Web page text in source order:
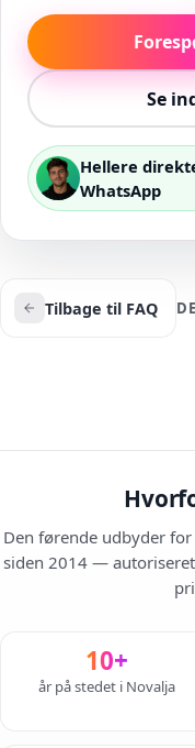
Se
Hellere
WhatsApp
Tilbage til FAQ
Den førende udbyder for
siden 2014 —
10+
år på stedet i Novalja